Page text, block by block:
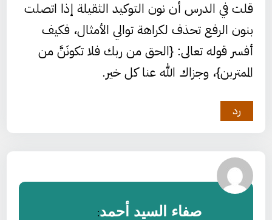
قلت في الدرس أن نون التوكيد الثقيلة إذا اتصلت
بنون الرفع تحذف لكراهة توالي الأمثال، فكيف
أفسر قوله تعالى: {الحق من ربك فلا تكونَنَّ من
الممتربن}، وجزاك الله عنا كل خير.
رد
صفاء السيد أحمد: